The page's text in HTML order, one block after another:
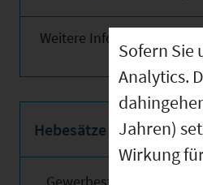
Weitere Informationen
Hebesätze
Sofern Sie
Analytics.
Jahren)
Wirkung